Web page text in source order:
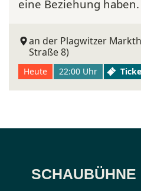
eine Beziehung haben.
an der Plagwitzer
Straße 8)
Heute 22:00 Uhr